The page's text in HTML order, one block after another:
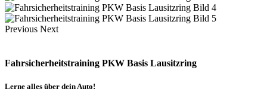
Previous Next
Fahrsicherheitstraining PKW Basis Lausitzring
Lerne alles über dein Auto!